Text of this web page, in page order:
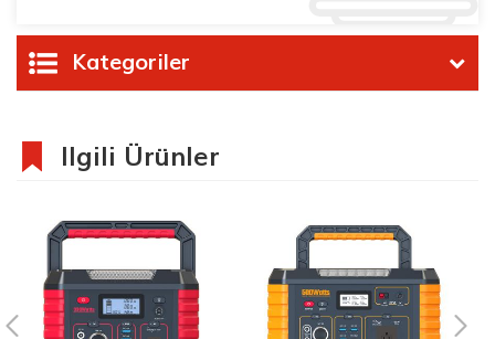
Kategoriler
Ilgili Ürünler